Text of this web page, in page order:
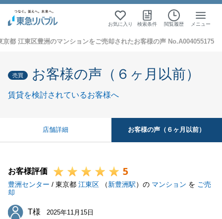
お気に入り 検索条件 閲覧履歴 メニュー
京都 江東区豊洲のマンションをご売却されたお客様の声 No.A004055175
売買 お客様の声（６ヶ月以前）
賃貸を検討されているお客様へ
店舗詳細 お客様の声（６ヶ月以前）
お客様評価 5
豊洲センター / 東京都 江東区 （新豊洲駅）の マンション を ご売
却
T様
T様 2025年11月15日